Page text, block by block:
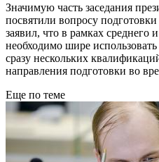
Значимую часть заседания
посвятили вопросу подготовки
заявил, что в рамках среднего
необходимо шире
сразу нескольких
направления подготовки во
Еще по теме